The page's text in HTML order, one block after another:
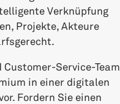
Verknüpfung
Projekte, Akteure
Service-Team
in einer digitalen
Fordern Sie einen